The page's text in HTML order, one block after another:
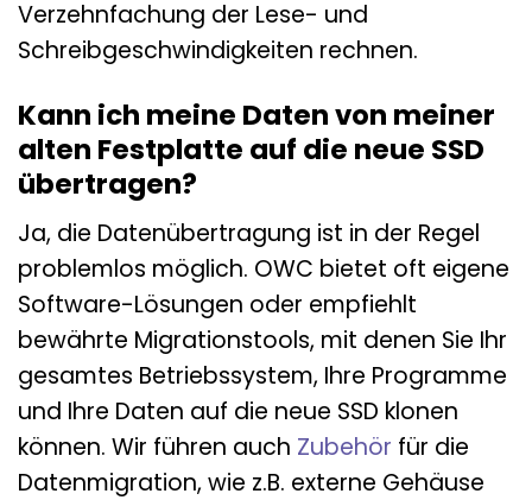
Verzehnfachung der Lese- und
Schreibgeschwindigkeiten rechnen.
Kann ich meine Daten von meiner
alten Festplatte auf die neue SSD
übertragen?
Ja, die Datenübertragung ist in der Regel
problemlos möglich. OWC bietet oft eigene
Software-Lösungen oder empfiehlt
bewährte Migrationstools, mit denen Sie Ihr
gesamtes Betriebssystem, Ihre Programme
und Ihre Daten auf die neue SSD klonen
können. Wir führen auch Zubehör für die
Datenmigration, wie z.B. externe Gehäuse